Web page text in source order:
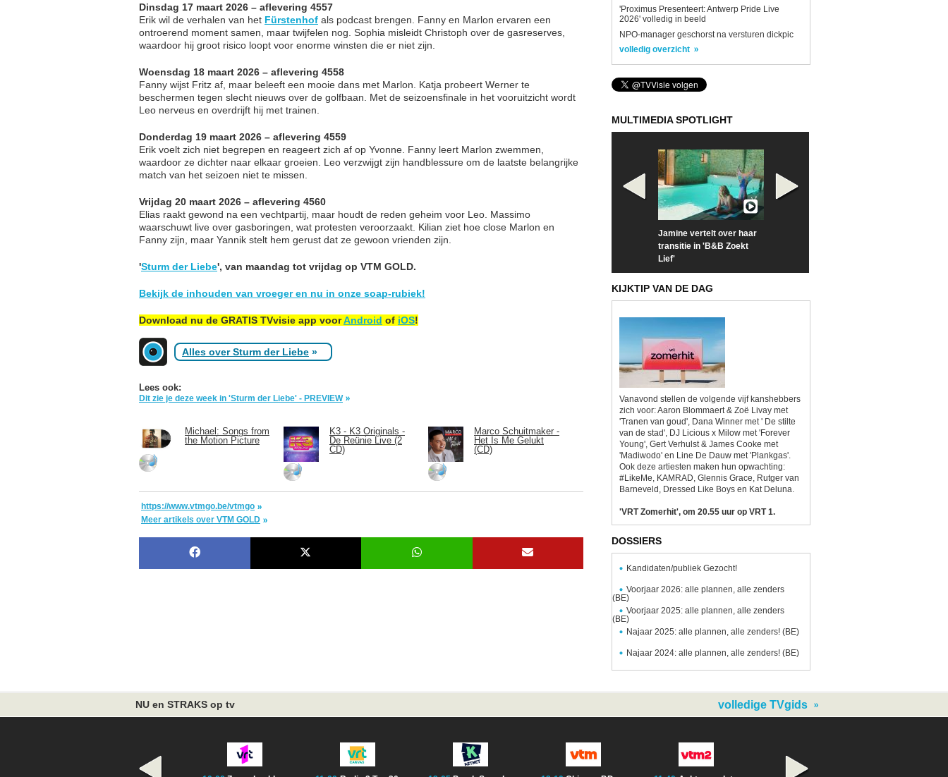
Dinsdag 17 maart 2026 – aflevering 4557
Erik wil de verhalen van het Fürstenhof als podcast brengen. Fanny en Marlon ervaren een
ontroerend moment samen, maar twijfelen nog. Sophia misleidt Christoph over de gasreserves,
waardoor hij groot risico loopt voor enorme winsten die er niet zijn.
Woensdag 18 maart 2026 – aflevering 4558
Fanny wijst Fritz af, maar beleeft een mooie dans met Marlon. Katja probeert Werner te
beschermen tegen slecht nieuws over de golfbaan. Met de seizoensfinale in het vooruitzicht wordt
Leo nerveus en overdrijft hij met trainen.
Donderdag 19 maart 2026 – aflevering 4559
Erik voelt zich niet begrepen en reageert zich af op Yvonne. Fanny leert Marlon zwemmen,
waardoor ze dichter naar elkaar groeien. Leo verzwijgt zijn handblessure om de laatste belangrijke
match van het seizoen niet te missen.
Vrijdag 20 maart 2026 – aflevering 4560
Elias raakt gewond na een vechtpartij, maar houdt de reden geheim voor Leo. Massimo
waarschuwt live over gasboringen, wat protesten veroorzaakt. Kilian ziet hoe close Marlon en
Fanny zijn, maar Yannik stelt hem gerust dat ze gewoon vrienden zijn.
'Sturm der Liebe', van maandag tot vrijdag op VTM GOLD.
Bekijk de inhouden van vroeger en nu in onze soap-rubiek!
Download nu de GRATIS TVvisie app voorAndroid of iOS!
Alles over Sturm der Liebe »
Lees ook:
Dit zie je deze week in 'Sturm der Liebe' - PREVIEW
Michael: Songs from
the Motion Picture
K3 - K3 Originals -
De Reünie Live (2
CD)
Marco Schuitmaker -
Het Is Me Gelukt
(CD)
https://www.vtmgo.be/vtmgo
Meer artikels over VTM GOLD
'Proximus Presenteert: Antwerp Pride Live
2026' volledig in beeld
NPO-manager geschorst na versturen dickpic
volledig overzicht
MULTIMEDIA SPOTLIGHT
Jamine vertelt over haar
transitie in 'B&B Zoekt
Lief'
KIJKTIP VAN DE DAG
Vanavond stellen de volgende vijf kanshebbers
zich voor: Aaron Blommaert & Zoë Livay met
'Tranen van goud', Dana Winner met ' De stilte
van de stad', DJ Licious x Milow met 'Forever
Young', Gert Verhulst & James Cooke met
'Madiwodo' en Line De Dauw met 'Plankgas'.
Ook deze artiesten maken hun opwachting:
#LikeMe, KAMRAD, Glennis Grace, Rutger van
Barneveld, Dressed Like Boys en Kat Deluna.
'VRT Zomerhit', om 20.55 uur op VRT 1.
DOSSIERS
Kandidaten/publiek Gezocht!
Voorjaar 2026: alle plannen, alle zenders
(BE)
Voorjaar 2025: alle plannen, alle zenders
(BE)
Najaar 2025: alle plannen, alle zenders! (BE)
Najaar 2024: alle plannen, alle zenders! (BE)
NU en STRAKS op tv volledige TVgids